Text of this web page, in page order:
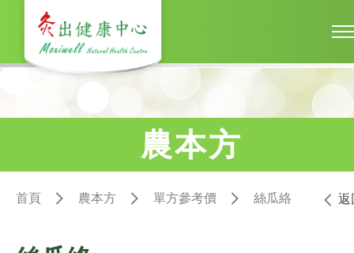
農本方
返
首頁 農本方 單方參考價 絲瓜絡